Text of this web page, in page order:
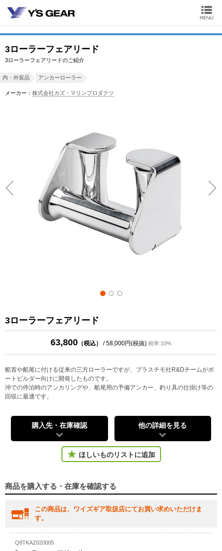
3ローラーフェアリード
3ローラーフェアリードのご紹介
内・外装品 アンカーローラー
メーカー： 株式会社カズ・マリンプロダクツ
3ローラーフェアリード
63,800 （税込） / 58,000円(税抜) 税率:10%
船首や船尾に付ける従来の三方ローラーですが、プラスチモ社R&Dチームがボ
ートビルダー向けに開発したものです。
沖での停泊時のアンカリングや、船尾用の予備アンカー、釣り具の仕掛け等の
回収に最適です。
購入先・在庫確認 他の詳細を見る
ほしいものリストに追加
商品を購入する・在庫を確認する
この商品は、ワイズギア取扱店にてお買い求めいただけま
す。
Q8TKAZ020005